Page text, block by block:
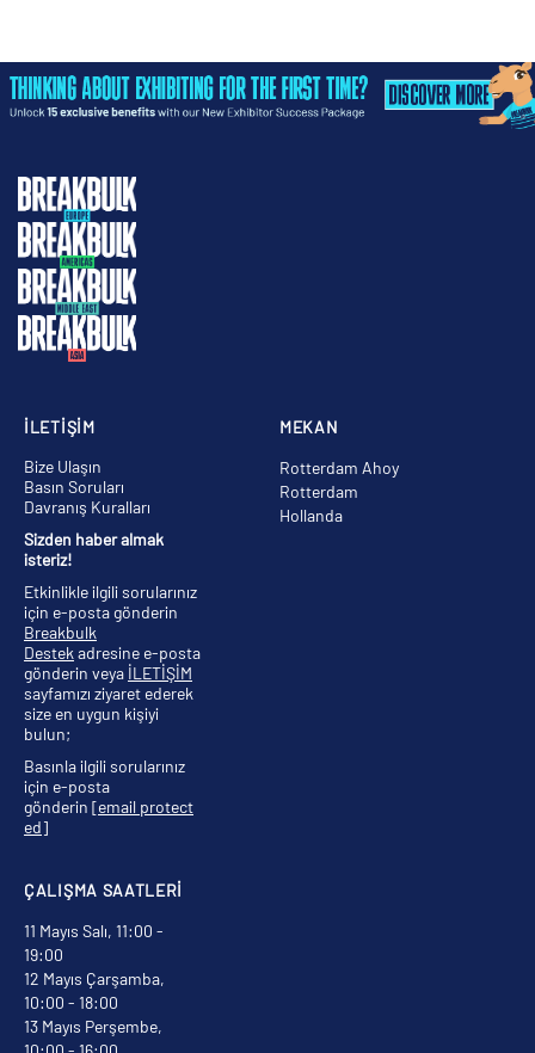
MEKAN
Rotterdam Ahoy
Rotterdam
Hollanda
ÇALIŞMA SAATLERİ
11 Mayıs Salı, 11:00 -
19:00
12 Mayıs Çarşamba,
10:00 - 18:00
13 Mayıs Perşembe,
İLETİŞİM
Bize Ulaşın
Basın Soruları
Davranış Kuralları
Sizden haber almak
isteriz!
Etkinlikle ilgili sorularınız
için e-posta gönderin
Breakbulk
Destek adresine e-posta
gönderin veya İLETİŞİM
sayfamızı ziyaret ederek
size en uygun kişiyi
bulun;
Basınla ilgili sorularınız
için e-posta
gönderin [email protect
ed]